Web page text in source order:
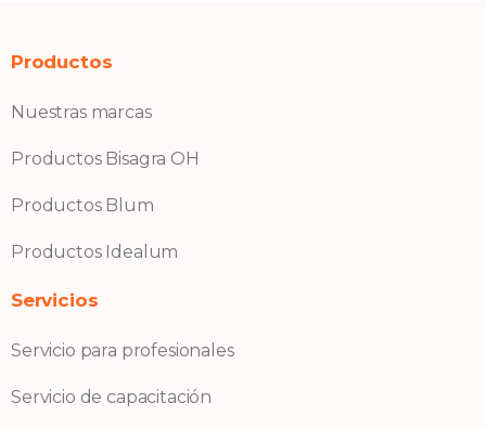
Productos
Nuestras marcas
Productos Bisagra OH
Productos Blum
Productos Idealum
Servicios
Servicio para profesionales
Servicio de capacitación